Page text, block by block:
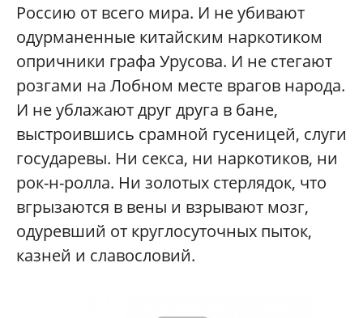
Россию от всего мира. И не убивают
одурманенные китайским наркотиком
опричники графа Урусова. И не стегают
розгами на Лобном месте врагов народа.
И не ублажают друг друга в бане,
выстроившись срамной гусеницей, слуги
государевы. Ни секса, ни наркотиков, ни
рок-н-ролла. Ни золотых стерлядок, что
вгрызаются в вены и взрывают мозг,
одуревший от круглосуточных пыток,
казней и славословий.